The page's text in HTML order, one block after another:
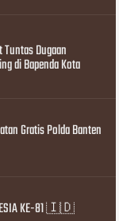
Dugaan
di Bapenda Kota
Gratis Polda Banten
KE-81 🇮🇩